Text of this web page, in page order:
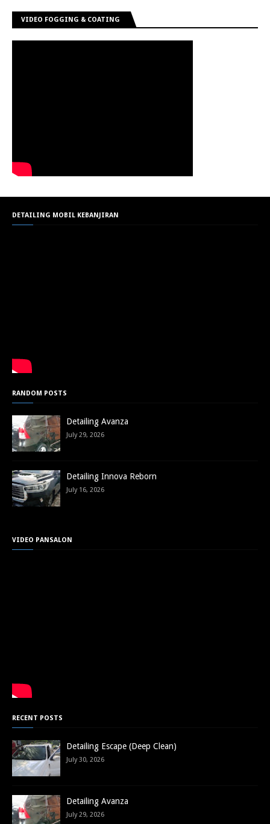
VIDEO FOGGING & COATING
DETAILING MOBIL KEBANJIRAN
RANDOM POSTS
Detailing Avanza
July 29, 2026
Detailing Innova Reborn
July 16, 2026
VIDEO PANSALON
RECENT POSTS
Detailing Escape (Deep Clean)
July 30, 2026
Detailing Avanza
July 29, 2026